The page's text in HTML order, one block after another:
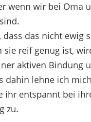
wenn wir bei Oma
dass das nicht ewig
sie reif genug ist,
aktiven Bindung
dahin lehne ich
ihr entspannt bei
zu.